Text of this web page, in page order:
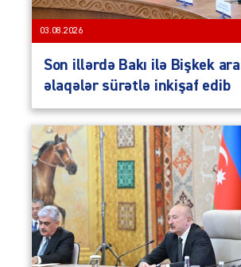
03.08.2026
Son illərdə Bakı ilə Bişkek
əlaqələr sürətlə inkişaf edib